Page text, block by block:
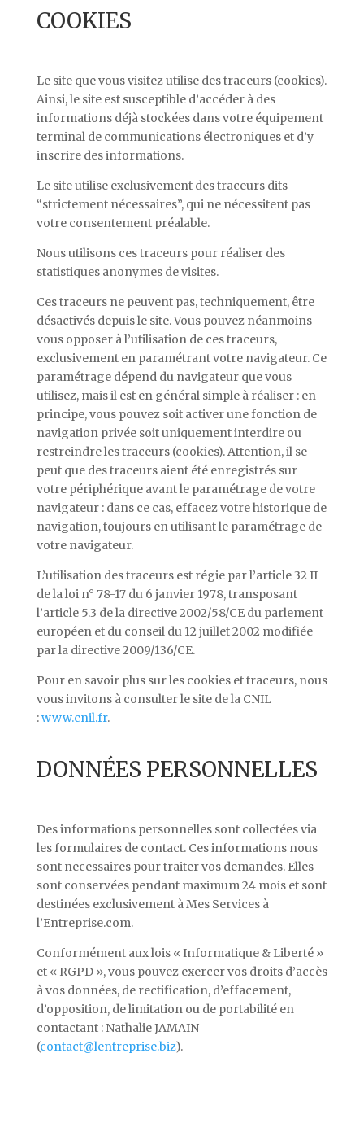
COOKIES
Le site que vous visitez utilise des traceurs (cookies).
Ainsi, le site est susceptible d’accéder à des
informations déjà stockées dans votre équipement
terminal de communications électroniques et d’y
inscrire des informations.
Le site utilise exclusivement des traceurs dits
“strictement nécessaires”, qui ne nécessitent pas
votre consentement préalable.
Nous utilisons ces traceurs pourréaliser des
statistiques anonymes de visites.
Ces traceurs ne peuvent pas, techniquement, être
désactivés depuis le site. Vous pouvez néanmoins
vous opposer à l’utilisation de ces traceurs,
exclusivement en paramétrant votre navigateur. Ce
paramétrage dépend du navigateur que vous
utilisez, mais il est en général simple à réaliser : en
principe, vous pouvez soit activer une fonction de
navigation privée soit uniquement interdire ou
restreindre les traceurs (cookies). Attention, il se
peut que des traceurs aient été enregistrés sur
votre périphérique avant le paramétrage de votre
navigateur : dans ce cas, effacez votre historique de
navigation, toujours en utilisant le paramétrage de
votre navigateur.
L’utilisation des traceurs est régie par l’article 32 II
de la loi n° 78-17 du 6 janvier 1978, transposant
l’article 5.3 de la directive 2002/58/CE du parlement
européen et du conseil du 12 juillet 2002 modifiée
par la directive 2009/136/CE.
Pour en savoir plus sur les cookies et traceurs, nous
vous invitons à consulter le site de la CNIL
:www.cnil.fr.
DONNÉES PERSONNELLES
Des informations personnelles sont collectées via
les formulaires de contact. Ces informations nous
sont necessaires pour traiter vos demandes. Elles
sont conservées pendant maximum 24 mois et sont
destinées exclusivement à Mes Services à
l’Entreprise.com.
Conformément aux lois « Informatique & Liberté »
et « RGPD », vous pouvez exercer vos droits d’accès
à vos données, de rectification, d’effacement,
d’opposition, de limitation ou de portabilité en
contactant : Nathalie JAMAIN
(contact@lentreprise.biz).